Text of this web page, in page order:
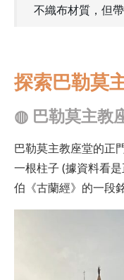
不織布材質，但
探索巴勒莫
◍ 巴勒莫主教
巴勒莫主教座堂的正
一根柱子 (據資料看
伯《古蘭經》的一段銘